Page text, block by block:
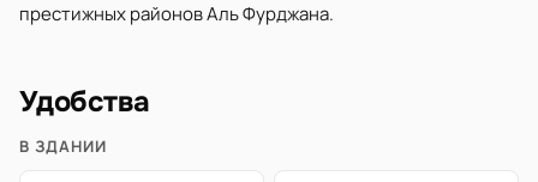
престижных районов Аль Фурджана.
Удобства
В ЗДАНИИ